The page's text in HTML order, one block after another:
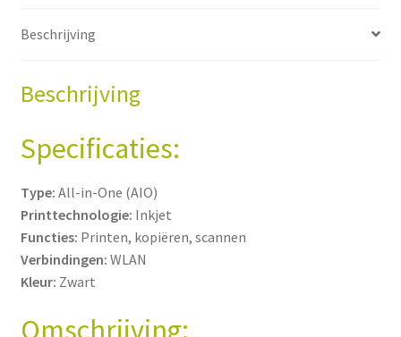
Beschrijving
Beschrijving
Specificaties:
Type: All-in-One (AIO)
Printtechnologie: Inkjet
Functies: Printen, kopiëren, scannen
Verbindingen: WLAN
Kleur: Zwart